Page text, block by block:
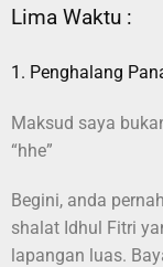
Lima Waktu :
1. Penghalang
Maksud saya
“hhe”
Begini, anda
shalat Idhul Fitri
lapangan luas.